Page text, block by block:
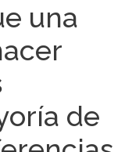
una
de